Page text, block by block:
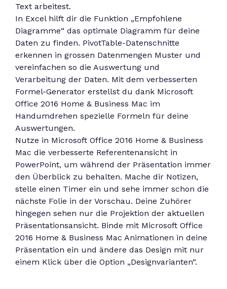
Text arbeitest.
In Excel hilft dir die Funktion „Empfohlene
Diagramme“ das optimale Diagramm für deine
Daten zu finden. PivotTable-Datenschnitte
erkennen in grossen Datenmengen Muster und
vereinfachen so die Auswertung und
Verarbeitung der Daten. Mit dem verbesserten
Formel-Generator erstellst du dank Microsoft
Office 2016 Home & Business Mac im
Handumdrehen spezielle Formeln für deine
Auswertungen.
Nutze in Microsoft Office 2016 Home & Business
Mac die verbesserte Referentenansicht in
PowerPoint, um während der Präsentation immer
den Überblick zu behalten. Mache dir Notizen,
stelle einen Timer ein und sehe immer schon die
nächste Folie in der Vorschau. Deine Zuhörer
hingegen sehen nur die Projektion der aktuellen
Präsentationsansicht. Binde mit Microsoft Office
2016 Home & Business Mac Animationen in deine
Präsentation ein und ändere das Design mit nur
einem Klick über die Option „Designvarianten“.